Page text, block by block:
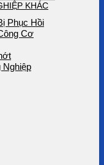
KHÁC
Phục Hồi
Cơ
Nghiệp